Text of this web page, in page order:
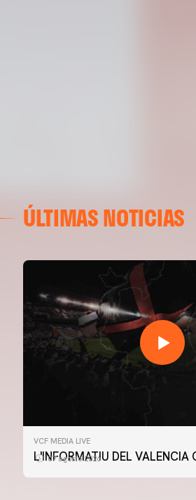
ÚLTIMAS NOTICIAS
VCF MEDIA LIVE
L'INFORMATIU DEL
07 agosto 2026